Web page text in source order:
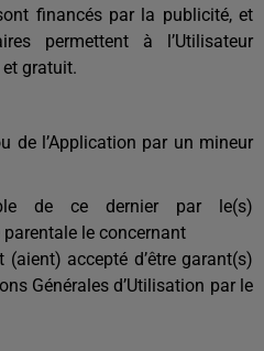
financés par la publicité, et
permettent à l’Utilisateur
et gratuit.
de l’Application par un mineur
de ce dernier par le(s)
le concernant
accepté d’être garant(s)
Générales d’Utilisation par le